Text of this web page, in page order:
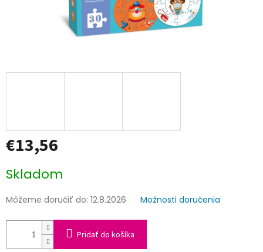
€13,56
cena:
Skladom
Môžeme doručiť do: 12.8.2026 Možnosti doručenia
Pridať do košíka